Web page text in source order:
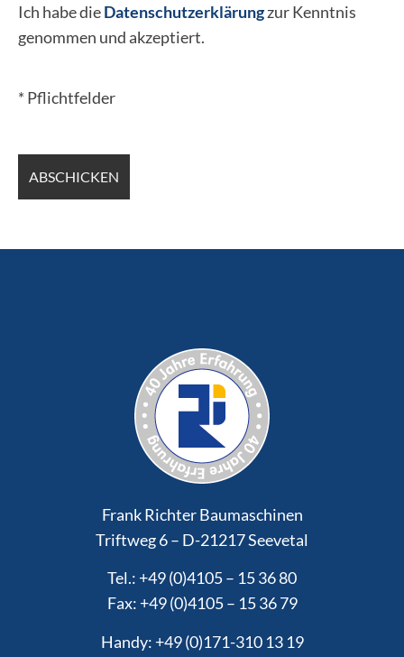
Ich habe dieDatenschutzerklärungzur Kenntnis
genommen und akzeptiert.
* Pflichtfelder
Frank Richter Baumaschinen
Triftweg 6 – D-21217 Seevetal
Tel.: +49 (0)4105 – 15 36 80
Fax: +49 (0)4105 – 15 36 79
Handy: +49 (0)171-310 13 19